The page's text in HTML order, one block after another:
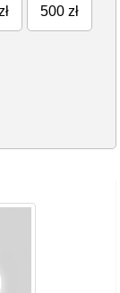
500 zł